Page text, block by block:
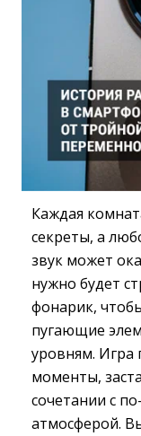
Каждая
секреты, а
звук может
нужно будет
фонарик,
пугающие
уровням. Игра
моменты,
сочетании с
атмосферой.